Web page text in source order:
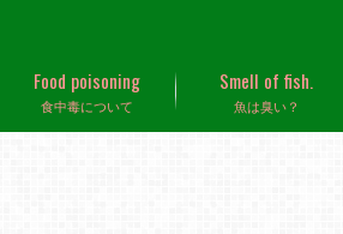
食中毒について
Food poisoning
魚は臭い？
Smell of fish.